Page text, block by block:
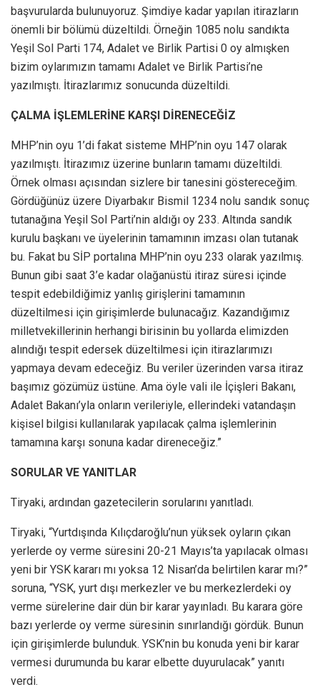
başvurularda bulunuyoruz. Şimdiye kadar yapılan itirazların
önemli bir bölümü düzeltildi. Örneğin 1085 nolu sandıkta
Yeşil Sol Parti 174, Adalet ve Birlik Partisi 0 oy almışken
bizim oylarımızın tamamı Adalet ve Birlik Partisi’ne
yazılmıştı. İtirazlarımız sonucunda düzeltildi.
ÇALMA İŞLEMLERİNE KARŞI DİRENECEĞİZ
MHP’nin oyu 1’di fakat sisteme MHP’nin oyu 147 olarak
yazılmıştı. İtirazımız üzerine bunların tamamı düzeltildi.
Örnek olması açısından sizlere bir tanesini göstereceğim.
Gördüğünüz üzere Diyarbakır Bismil 1234 nolu sandık sonuç
tutanağına Yeşil Sol Parti’nin aldığı oy 233. Altında sandık
kurulu başkanı ve üyelerinin tamamının imzası olan tutanak
bu. Fakat bu SİP portalına MHP’nin oyu 233 olarak yazılmış.
Bunun gibi saat 3’e kadar olağanüstü itiraz süresi içinde
tespit edebildiğimiz yanlış girişlerini tamamının
düzeltilmesi için girişimlerde bulunacağız. Kazandığımız
milletvekillerinin herhangi birisinin bu yollarda elimizden
alındığı tespit edersek düzeltilmesi için itirazlarımızı
yapmaya devam edeceğiz. Bu veriler üzerinden varsa itiraz
başımız gözümüz üstüne. Ama öyle vali ile İçişleri Bakanı,
Adalet Bakanı’yla onların verileriyle, ellerindeki vatandaşın
kişisel bilgisi kullanılarak yapılacak çalma işlemlerinin
tamamına karşı sonuna kadar direneceğiz.”
SORULAR VE YANITLAR
Tiryaki, ardından gazetecilerin sorularını yanıtladı.
Tiryaki, “Yurtdışında Kılıçdaroğlu’nun yüksek oyların çıkan
yerlerde oy verme süresini 20-21 Mayıs’ta yapılacak olması
yeni bir YSK kararı mı yoksa 12 Nisan’da belirtilen karar mı?”
soruna, “YSK, yurt dışı merkezler ve bu merkezlerdeki oy
verme sürelerine dair dün bir karar yayınladı. Bu karara göre
bazı yerlerde oy verme süresinin sınırlandığı gördük. Bunun
için girişimlerde bulunduk. YSK’nin bu konuda yeni bir karar
vermesi durumunda bu karar elbette duyurulacak” yanıtı
verdi.